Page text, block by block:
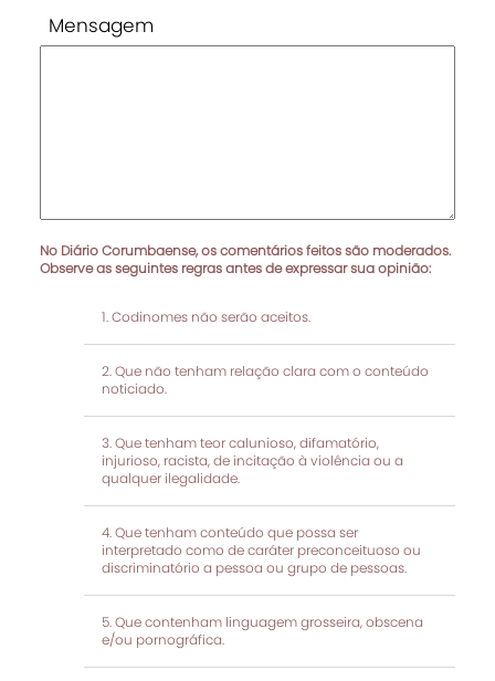
Mensagem
No Diário Corumbaense, os comentários feitos são moderados.
Observe as seguintes regras antes de expressar sua opinião:
Codinomes não serão aceitos.
Que não tenham relação clara com o conteúdo
noticiado.
Que tenham teor calunioso, difamatório,
injurioso, racista, de incitação à violência ou a
qualquer ilegalidade.
Que tenham conteúdo que possa ser
interpretado como de caráter preconceituoso ou
discriminatório a pessoa ou grupo de pessoas.
Que contenham linguagem grosseira, obscena
e/ou pornográfica.